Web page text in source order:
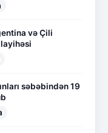
və Çili
səbəbindən 19